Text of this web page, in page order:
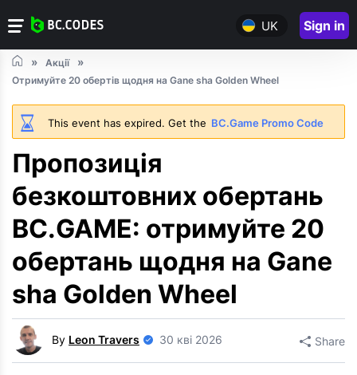
UK Sign in
Акції
Отримуйте 20 обертів щодня на Gane sha Golden Wheel
This event has expired. Get the BC.Game Promo Code
Пропозиція
безкоштовних обертань
BC.GAME: отримуйте 20
обертань щодня на Gane
sha Golden Wheel
By Leon Travers 30 кві 2026 Share